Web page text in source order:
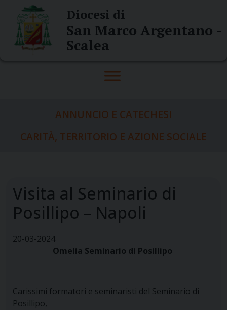
content
Diocesi di
San Marco Argentano -
Scalea
ANNUNCIO E CATECHESI
CARITÀ, TERRITORIO E AZIONE SOCIALE
Visita al Seminario di
Posillipo – Napoli
20-03-2024
Omelia Seminario di Posillipo
Carissimi formatori e seminaristi del Seminario di
Posillipo,